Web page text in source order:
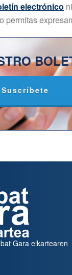
electrónico
permitas
Suscríbete
Gara elkartearen